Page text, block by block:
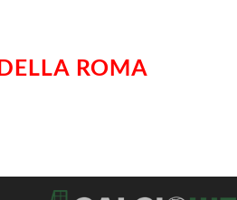
ROMA